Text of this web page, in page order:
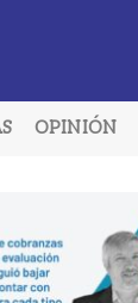
OPINIÓN